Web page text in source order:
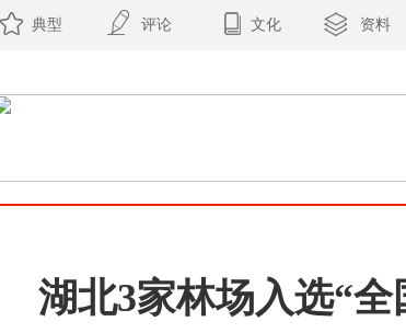
典型 评论 文化 资料
湖北3家林场入选“全